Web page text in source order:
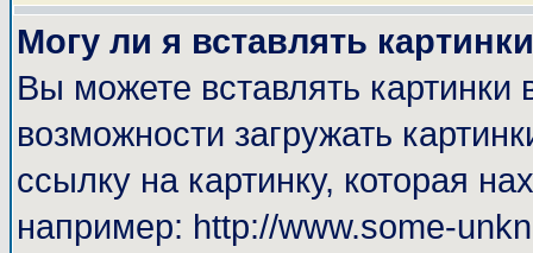
Могу ли я вставлять
Вы можете вставлять
возможности загружать
ссылку на картинку, которая
например: http://www.some-